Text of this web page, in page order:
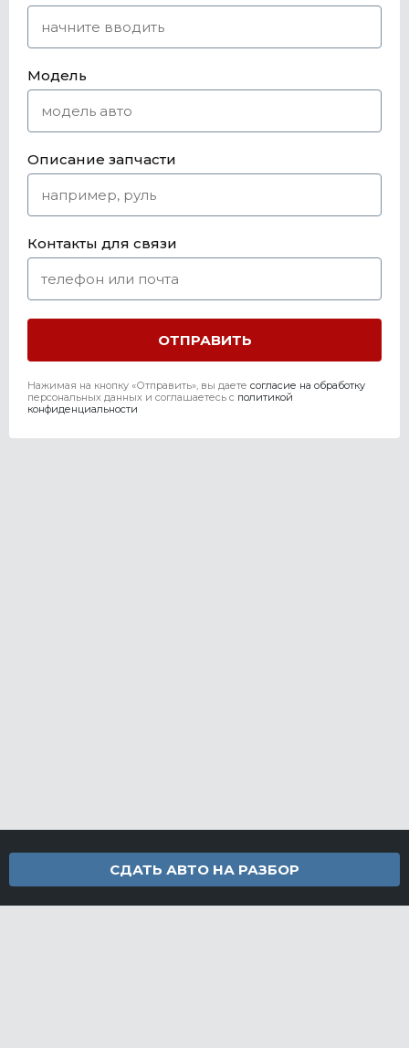
Модель
Описание запчасти
Контакты для связи
Нажимая на кнопку «Отправить», вы даете согласие на обработку
персональных данных и соглашаетесь c политикой
конфиденциальности
СДАТЬ АВТО НА РАЗБОР